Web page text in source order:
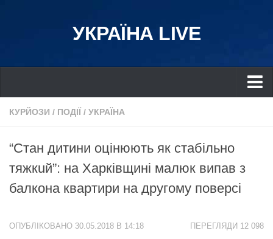
УКРАЇНА LIVE
Україна
Дніпро
Львів
Івано-Франківськ
Донбас
КУРЙОЗИ / ПОДІЇ / УКРАЇНА
“Cтан дитини оцінюють як стабільно
тяжкuй”: на Харківщині малюк випaв з
балкона квартири на другому поверсі
ПЕРЕГЛЯДИ 12 098
ОПУБЛІКОВАНО 30.05.2018 В 14:18